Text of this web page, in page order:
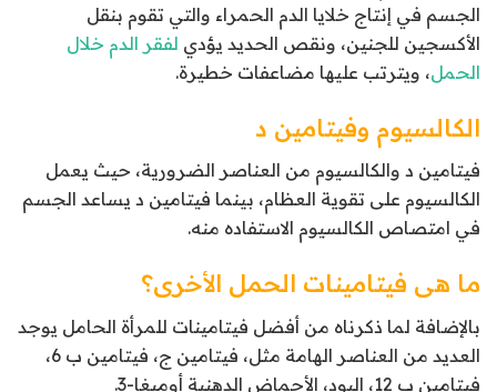
الجسم في إنتاج خلايا الدم الحمراء والتي تقوم بنقل
الأكسجين للجنين، ونقص الحديد يؤدي لفقر الدم خلال
الحمل، ويترتب عليها مضاعفات خطيرة.
الكالسيوم وفيتامين د
فيتامين د والكالسيوم من العناصر الضرورية، حيث يعمل
الكالسيوم على تقوية العظام، بينما فيتامين د يساعد الجسم
في امتصاص الكالسيوم الاستفاده منه.
ما هى فيتامينات الحمل الأخرى؟
بالإضافة لما ذكرناه من أفضل فيتامينات للمرأة الحامل يوجد
العديد من العناصر الهامة مثل، فيتامين ج، فيتامين ب 6،
فيتامين ب 12، اليود، الأحماض الدهنية أوميغا-3.